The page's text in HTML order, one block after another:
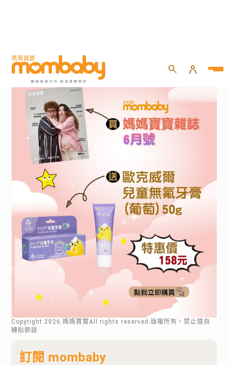
Copyright 2026 .媽媽寶寶All rights reserved.版權所有，禁止擅自
轉貼節錄
訂閱 mombaby